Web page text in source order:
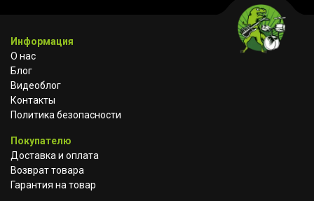
Информация
О нас
Блог
Видеоблог
Контакты
Политика безопасности
Покупателю
Доставка и оплата
Возврат товара
Гарантия на товар